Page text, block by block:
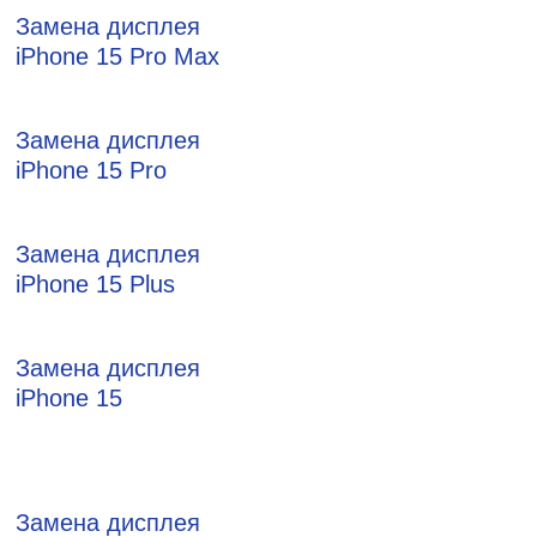
Замена дисплея
iPhone 15 Pro Max
Замена дисплея
iPhone 15 Pro
Замена дисплея
iPhone 15 Plus
Замена дисплея
iPhone 15
Замена дисплея